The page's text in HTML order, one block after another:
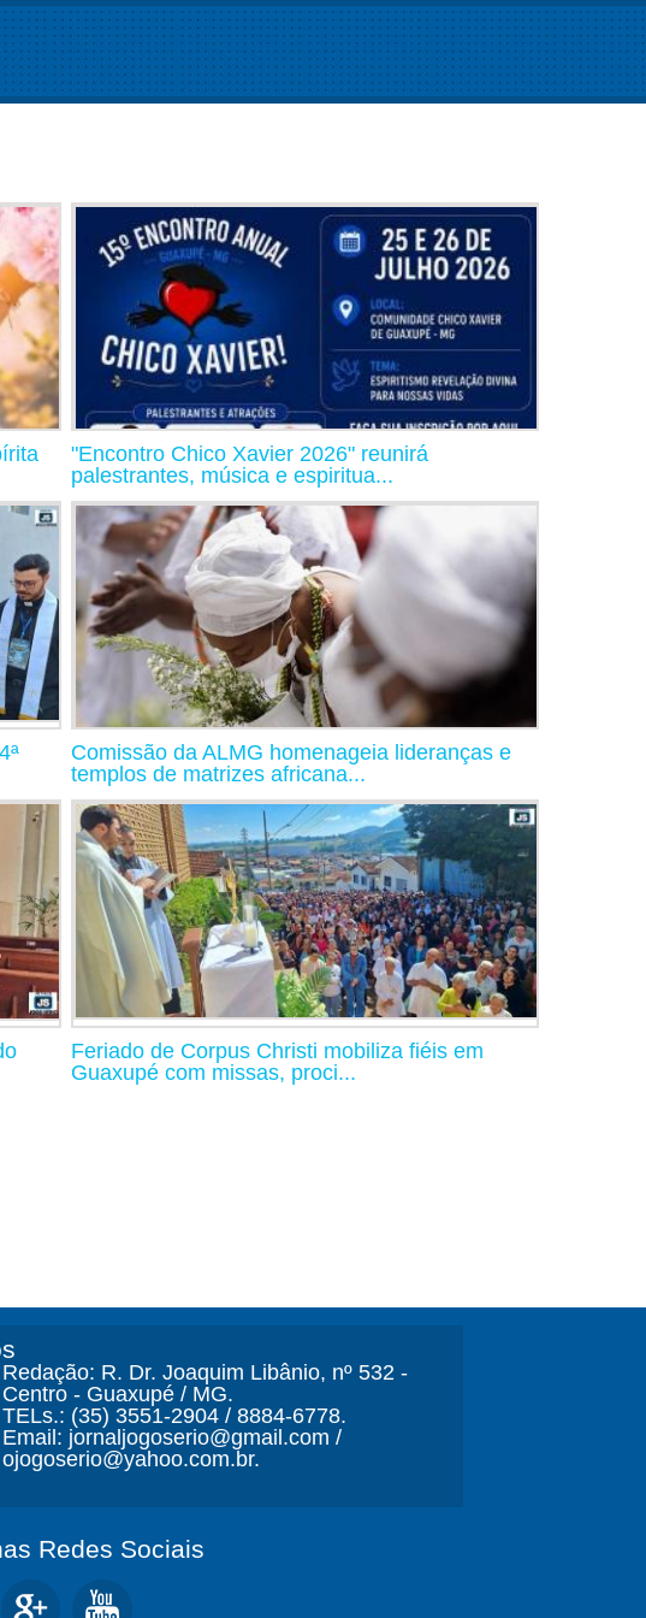
"Encontro Chico Xavier 2026" reunirá
palestrantes, música e espiritua...
Comissão da ALMG homenageia lideranças e
templos de matrizes africana...
Feriado de Corpus Christi mobiliza fiéis em
Guaxupé com missas, proci...
Redação: R. Dr. Joaquim Libânio, nº 532 -
Centro - Guaxupé / MG.
TELs.: (35) 3551-2904 / 8884-6778.
Email: jornaljogoserio@gmail.com /
ojogoserio@yahoo.com.br.
Redes Sociais